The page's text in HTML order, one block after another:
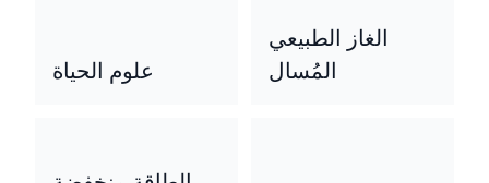
علوم الحياة
الغاز الطبيعي
المُسال